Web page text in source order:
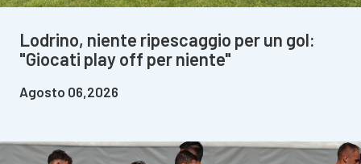
Lodrino, niente ripescaggio per un gol:
"Giocati play off per niente"
Agosto 06,2026